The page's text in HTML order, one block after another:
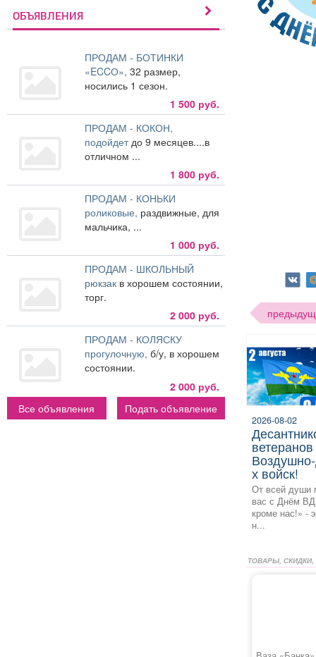
2026-08-02
десантников и
ветеранов
х войск!
От всей души
вас с Днём
кроме нас!» -
н...
ТОВАРЫ, СКИДКИ,
ОБЪЯВЛЕНИЯ
ПРОДАМ - БОТИНКИ
«ECCО», 32 размер,
носились 1 сезон.
1 500 руб.
ПРОДАМ - КОКОН,
подойдет до 9 месяцев....в
отличном ...
1 800 руб.
ПРОДАМ - КОНЬКИ
роликовые, раздвижные, для
мальчика, ...
1 000 руб.
ПРОДАМ - ШКОЛЬНЫЙ
рюкзак в хорошем состоянии,
торг.
2 000 руб.
ПРОДАМ - КОЛЯСКУ
прогулочную, б/у, в хорошем
состоянии.
2 000 руб.
Все объявления
Подать объявление